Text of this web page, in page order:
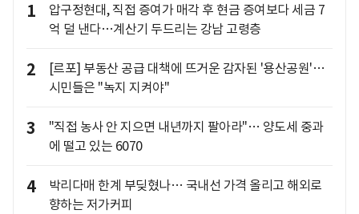
1
압구정현대, 직접 증여가 매각 후 현금 증여보다 세금 7
억 덜 낸다…계산기 두드리는 강남 고령층
2
[르포] 부동산 공급 대책에 뜨거운 감자된 '용산공원'…
시민들은 "녹지 지켜야"
3
"직접 농사 안 지으면 내년까지 팔아라"… 양도세 중과
에 떨고 있는 6070
4
박리다매 한계 부딪혔나… 국내선 가격 올리고 해외로
향하는 저가커피